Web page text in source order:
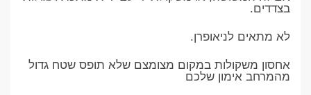
בצדדים.
לא מתאים לניאופרן.
אחסון משקולות במקום מצומצם שלא תופס שטח גדול
מהמרחב אימון שלכם